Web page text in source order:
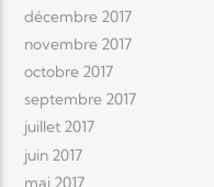
décembre 2017
novembre 2017
octobre 2017
septembre 2017
juillet 2017
juin 2017
mai 2017